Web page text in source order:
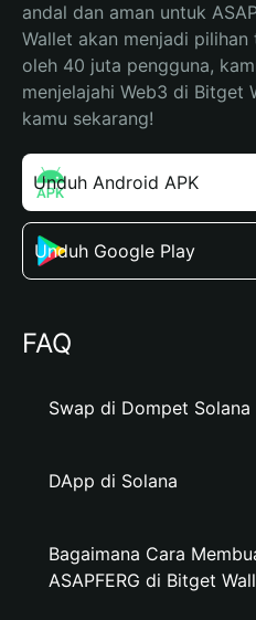
andal dan aman untuk
Wallet akan menjadi
oleh 40 juta pengguna,
menjelajahi Web3 di Bitget
kamu sekarang!
Unduh Android APK
Unduh Google Play
FAQ
Swap di Dompet Solana
DApp di Solana
Bagaimana Cara
ASAPFERG di Bitget